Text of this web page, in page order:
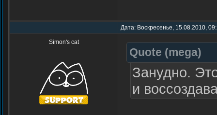
Дата: Воскресенье, 15.08.2010,
Simon's cat
Quote (mega)
Занудно.
и